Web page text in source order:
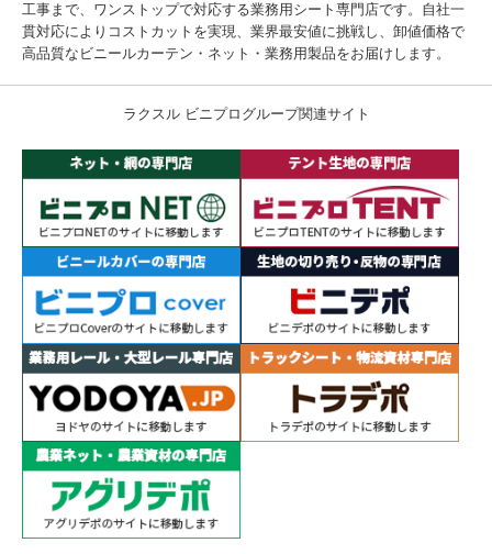
工事まで、ワンストップで対応する業務用シート専門店です。自社一
貫対応によりコストカットを実現、業界最安値に挑戦し、卸値価格で
高品質なビニールカーテン・ネット・業務用製品をお届けします。
ラクスル ビニプログループ関連サイト